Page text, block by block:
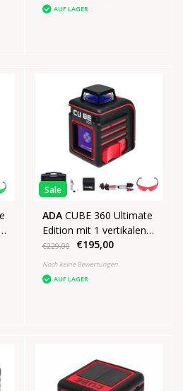
AUF LAGER
Sale
ADA CUBE 360 Ultimate
Edition mit 1 vertikalen
Linie 1 horizontalen
Linie von 360°
€229,00 €195,00
Noch keine Bewertungen
AUF LAGER